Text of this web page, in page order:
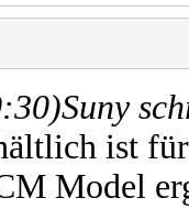
Suny
ist
Model